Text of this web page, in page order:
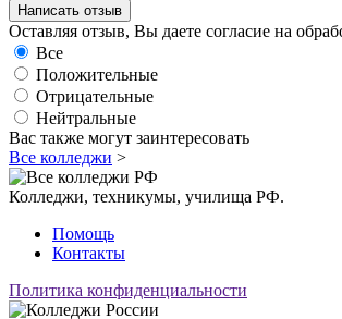
Оставляя отзыв, Вы даете согласие на
Все
Положительные
Отрицательные
Нейтральные
Вас также могут заинтересовать
Все колледжи >
Колледжи, техникумы, училища РФ.
Помощь
Контакты
Политика конфиденциальности